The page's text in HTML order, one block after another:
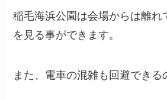
稲毛海浜公園は会場からは離れ
を見る事ができます。
また、電車の混雑も回避できる